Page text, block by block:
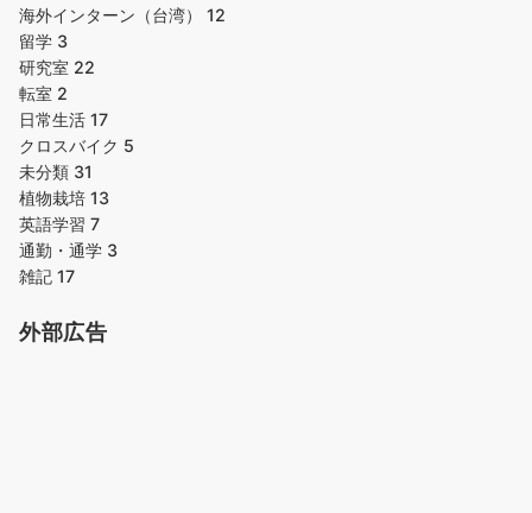
海外インターン（台湾） 12
留学 3
研究室 22
転室 2
日常生活 17
クロスバイク 5
未分類 31
植物栽培 13
英語学習 7
通勤・通学 3
雑記 17
外部広告